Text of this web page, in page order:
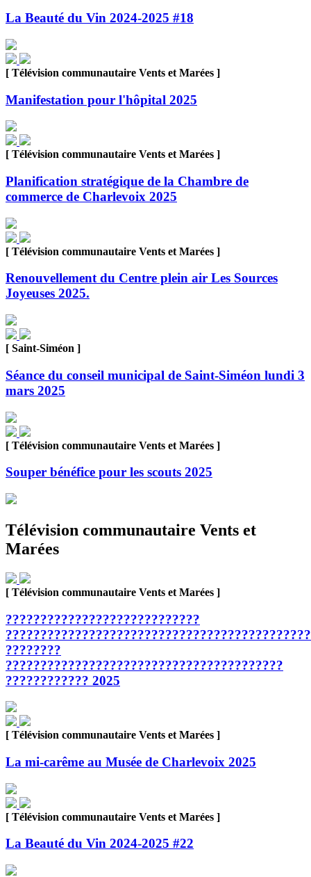
La Beauté du Vin 2024-2025 #18
[ Télévision communautaire Vents et Marées ]
Manifestation pour l'hôpital 2025
[ Télévision communautaire Vents et Marées ]
Planification stratégique de la Chambre de
commerce de Charlevoix 2025
[ Télévision communautaire Vents et Marées ]
Renouvellement du Centre plein air Les Sources
Joyeuses 2025.
[ Saint-Siméon ]
Séance du conseil municipal de Saint-Siméon lundi 3
mars 2025
[ Télévision communautaire Vents et Marées ]
Souper bénéfice pour les scouts 2025
Télévision communautaire Vents et
Marées
[ Télévision communautaire Vents et Marées ]
????????????????????????????
????????
????????????????????????????????????????
???????????? 2025
[ Télévision communautaire Vents et Marées ]
La mi-carême au Musée de Charlevoix 2025
[ Télévision communautaire Vents et Marées ]
La Beauté du Vin 2024-2025 #22